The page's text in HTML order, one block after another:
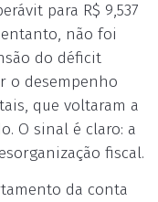
para R$ 9,537
não foi
do déficit
o desempenho
que voltaram a
O sinal é claro: a
fiscal.
da conta